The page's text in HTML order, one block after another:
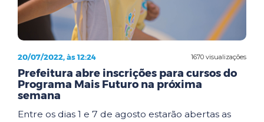
1670 visualizações
20/07/2022, às 12:24
Prefeitura abre inscrições para cursos do
Programa Mais Futuro na próxima
semana
Entre os dias 1 e 7 de agosto estarão abertas as